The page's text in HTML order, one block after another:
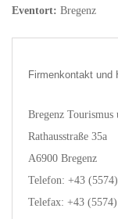
Eventort: Bregenz
Firmenkontakt und
Bregenz
Rathausstraße 35a
A6900 Bregenz
Telefon: +43
Telefax: +43